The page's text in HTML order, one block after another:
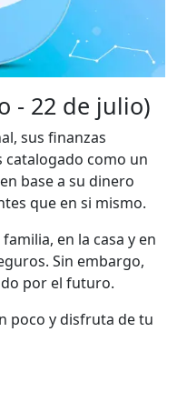
- 22 de julio)
sus finanzas
catalogado como un
base a su dinero
que en si mismo.
en la casa y en
Sin embargo,
por el futuro.
poco y disfruta de tu